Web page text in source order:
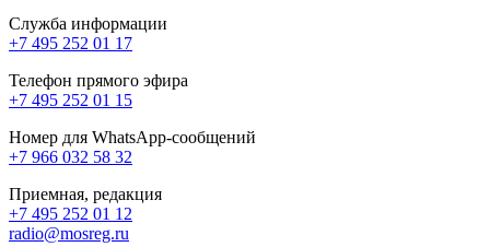
Служба информации
+7 495 252 01 17
Телефон прямого эфира
+7 495 252 01 15
Номер для WhatsApp-сообщений
+7 966 032 58 32
Приемная, редакция
+7 495 252 01 12
radio@mosreg.ru